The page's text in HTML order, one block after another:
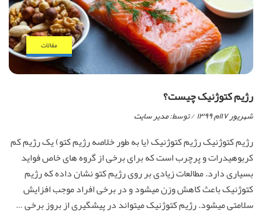
مقالات
رژیم کتوژنیک چیست؟
شهریور ۱۷ام, ۱۳۹۹ / توسط:مدیر سایت
رژیم کتوژنیک رژیم کتوژنیک (یا به طور خلاصه رژیم کتو) یک رژیم کم
کربوهیدرات و پرچرب است که برای برخی از گروه های خاص فواید
بسیاری دارد. مطالعات زیادی بر روی رژیم کتو نشان داده که رژیم
کتوژنیک باعث کاهش وزن میشود و در برخی افراد موجب افزایش
سلامتی میشود. رژیم کتوژنیک میتواند در پیشگیری از بروز برخی …